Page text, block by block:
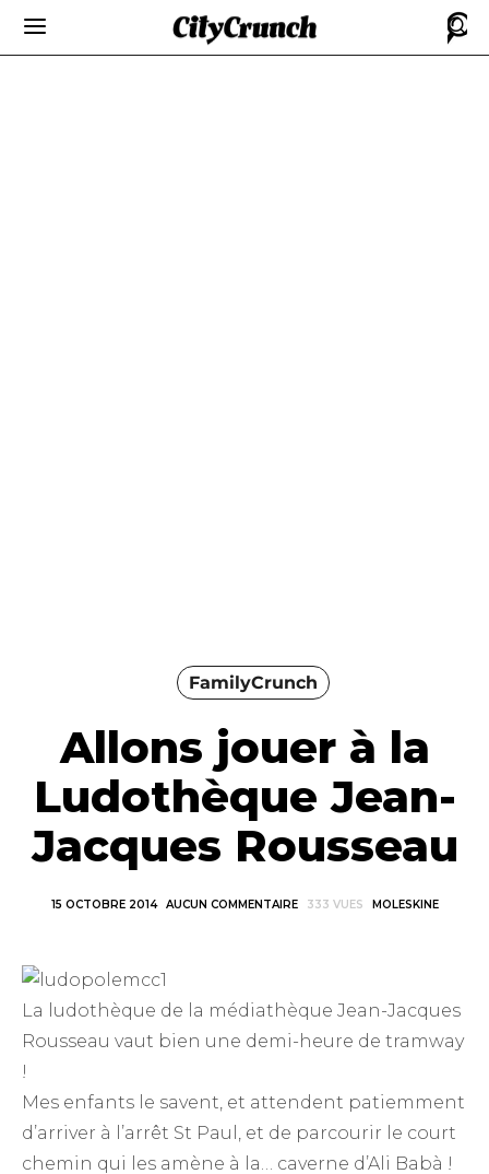
FamilyCrunch
Allons jouer à la
Ludothèque Jean-
Jacques Rousseau
15 OCTOBRE 2014 AUCUN COMMENTAIRE 333 VUES MOLESKINE
La ludothèque de la médiathèque Jean-Jacques
Rousseau vaut bien une demi-heure de tramway
!
Mes enfants le savent, et attendent patiemment
d’arriver à l’arrêt St Paul, et de parcourir le court
chemin qui les amène à la… caverne d’Ali Babà !